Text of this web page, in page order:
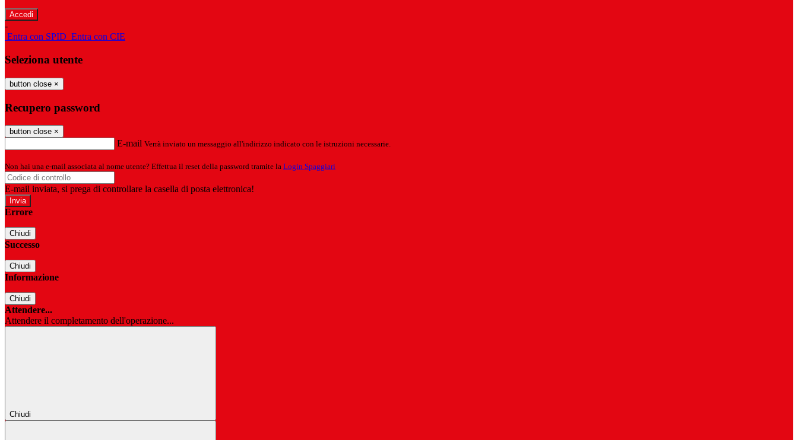
-
Entra con SPID Entra con CIE
Seleziona utente
button close ×
Recupero password
button close ×
E-mail Verrà inviato un messaggio all'indirizzo indicato con le istruzioni necessarie.
Non hai una e-mail associata al nome utente? Effettua il reset della password tramite la Login Spaggiari
E-mail inviata, si prega di controllare la casella di posta elettronica!
Errore
Chiudi
Successo
Chiudi
Informazione
Chiudi
Attendere...
Attendere il completamento dell'operazione...
Chiudi